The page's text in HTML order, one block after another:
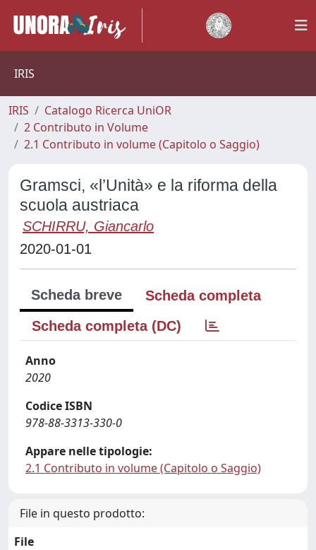
IRIS
IRIS
Catalogo Ricerca UniOR
2 Contributo in Volume
2.1 Contributo in volume (Capitolo o Saggio)
Gramsci, «l’Unità» e la riforma della
scuola austriaca
SCHIRRU, Giancarlo
2020-01-01
Scheda breve
Scheda completa
Scheda completa (DC)
Anno
2020
Codice ISBN
978-88-3313-330-0
Appare nelle tipologie:
2.1 Contributo in volume (Capitolo o Saggio)
File in questo prodotto:
File